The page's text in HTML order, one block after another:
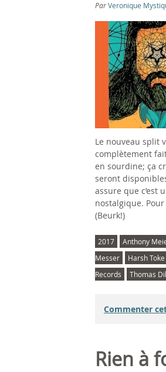
ê
i
c
i
ParVeronique
Le nouveau split
complètement
en sourdine; ça
seront
assure que c’est
nostalgique.
(Beurk!)
2017 Anthony
Messer
Harsh Toke
Records
Thomas
Commenter
Rien à